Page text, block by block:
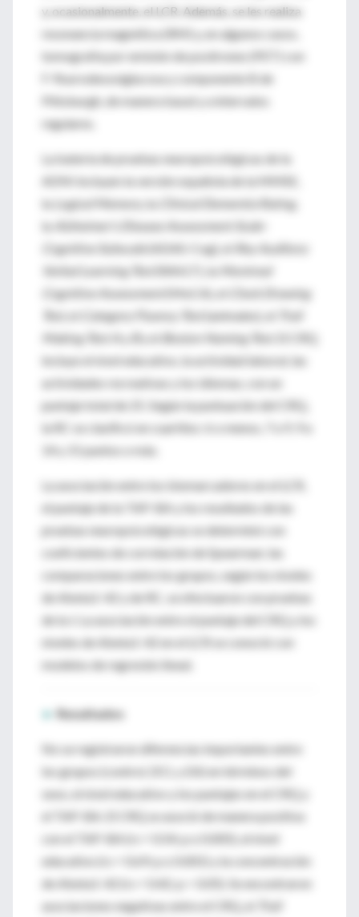
y, ocasionalmente, el LCR. Además, se les realiza
resonancia magnética (RM) y, en algunos casos,
tomografía por emisión de positrones (PET) con
F-fluorodesoxiglucosa y componente B de
Pittsburgh, de manera basal y a intervalos
regulares.
La batería de pruebas neuropsicológicas de la
ADNI incluyen la versión española de la MMSE,
la
Logical Memory , la Clinical Dementia Rating,
la
Alzheimer’s Disease Assessment Scale-
Cognitive Subscale(ADAS-Cog), el
Rey Auditory
Verbal Learning Test
(RAVLT), la
Montreal
Cognitive Assessment
(MoCA), el
Clock Drawing
Test
Category Fluency Test (animales), el
Trail
Making Test A
y el Boston Naming Test
incluye el nivel educativo, la actividad laboral, las
actividades recreativas y los idiomas, con un
puntaje total de 25. Según la puntuación del CRQ,
la RC se clasificó en cuartilos: 6 o menos, 7 a 9, 9 a
14 y 15 puntos o más.
La asociación entre los biomarcadores en el LCR,
el puntaje de la TAP-BA y los resultados de las
pruebas neuropsicológicas se determinó con
coeficientes de correlación de Spearman; las
comparaciones entre los grupos, según los niveles
de Abeta1-42 y de RC, se efectuaron con pruebas
de la
. La asociación entre el puntaje del CRQ y los
niveles de Abeta1-42 en el LCR se conoció con
modelos de regresión lineal.
► Resultados
No se registraron diferencias importantes entre
los grupos (control, DCL y EA) en términos del
sexo, el nivel educativo y los puntajes en el CRQ y
el TAP-BA. El CRQ se asoció de manera positiva
con el TAP-BA (rs = 0.54; p ≤ 0.005), el nivel
educativo (rs = 0.69; p ≤ 0.001) y la concentración
de Abeta1-42 (rs = 0.42; p < 0.05). Se encontraron
asociaciones negativas entre el CRQ, el
Trail